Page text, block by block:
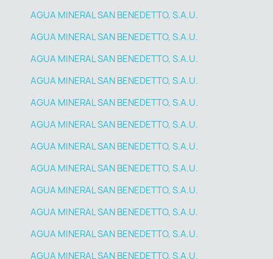
AGUA MINERAL SAN BENEDETTO, S.A.U.
AGUA MINERAL SAN BENEDETTO, S.A.U.
AGUA MINERAL SAN BENEDETTO, S.A.U.
AGUA MINERAL SAN BENEDETTO, S.A.U.
AGUA MINERAL SAN BENEDETTO, S.A.U.
AGUA MINERAL SAN BENEDETTO, S.A.U.
AGUA MINERAL SAN BENEDETTO, S.A.U.
AGUA MINERAL SAN BENEDETTO, S.A.U.
AGUA MINERAL SAN BENEDETTO, S.A.U.
AGUA MINERAL SAN BENEDETTO, S.A.U.
AGUA MINERAL SAN BENEDETTO, S.A.U.
AGUA MINERAL SAN BENEDETTO, S.A.U.